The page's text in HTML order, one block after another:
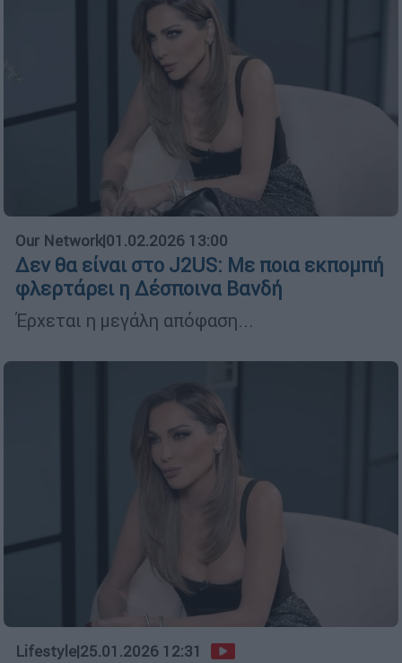
Our Network|01.02.2026 13:00
Δεν θα είναι στο J2US: Με ποια εκπομπή
φλερτάρει η Δέσποινα Βανδή
Έρχεται η μεγάλη απόφαση...
Lifestyle|25.01.2026 12:31